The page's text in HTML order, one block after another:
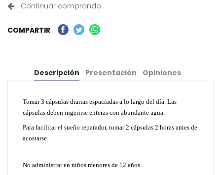
Continuar comprando
COMPARTIR
Descripción Presentación Opiniones
Tomar 3 cápsulas diarias espaciadas a lo largo del día. Las
cápsulas deben ingerirse enteras con abundante agua.
Para facilitar el sueño reparador, tomar 2 cápsulas 2 horas antes de
acostarse.
No administrar en niños menores de 12 años.